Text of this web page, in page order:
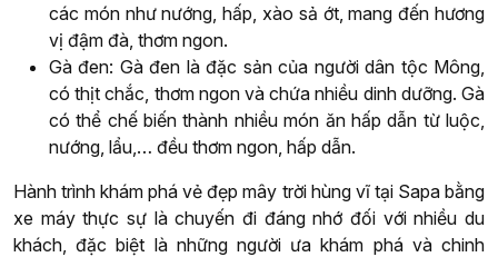
các món như nướng, hấp, xào sả ớt, mang đến hương
vị đậm đà, thơm ngon.
Gà đen: Gà đen là đặc sản của người dân tộc Mông,
có thịt chắc, thơm ngon và chứa nhiều dinh dưỡng. Gà
có thể chế biến thành nhiều món ăn hấp dẫn từ luộc,
nướng, lẩu,… đều thơm ngon, hấp dẫn.
Hành trình khám phá vẻ đẹp mây trời hùng vĩ tại Sapa bằng
xe máy thực sự là chuyến đi đáng nhớ đối với nhiều du
khách, đặc biệt là những người ưa khám phá và chinh